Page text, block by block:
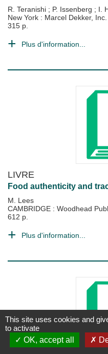
R. Teranishi ; P. Issenberg ; I.
New York : Marcel Dekker, Inc.
315 p.
Plus d'information...
LIVRE
Food authenticity and
M. Lees
CAMBRIDGE : Woodhead
612 p.
Plus d'information...
This site uses cookies and
to activate
OK, accept all